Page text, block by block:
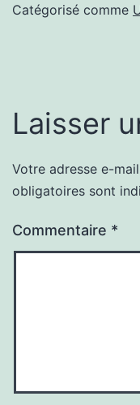
Catégorisé comme
Laisser
Votre adresse e-
obligatoires sont
Commentaire *